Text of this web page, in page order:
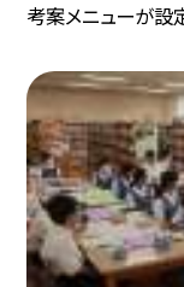
考案メニューが設